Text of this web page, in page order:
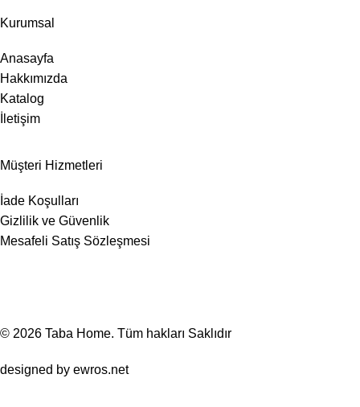
Kurumsal
Anasayfa
Hakkımızda
Katalog
İletişim
Müşteri Hizmetleri
İade Koşulları
Gizlilik ve Güvenlik
Mesafeli Satış Sözleşmesi
© 2026 Taba Home. Tüm hakları Saklıdır
designed by ewros.net